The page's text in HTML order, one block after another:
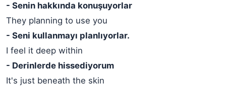
- Senin hakkında konuşuyorlar
They planning to use you
- Seni kullanmayı planlıyorlar.
I feel it deep within
- Derinlerde hissediyorum
It's just beneath the skin